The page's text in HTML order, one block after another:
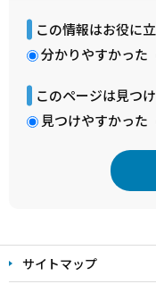
この情報はお役に
分かりやすかった
このページは見つ
見つけやすかった
文
こ サイトマップ